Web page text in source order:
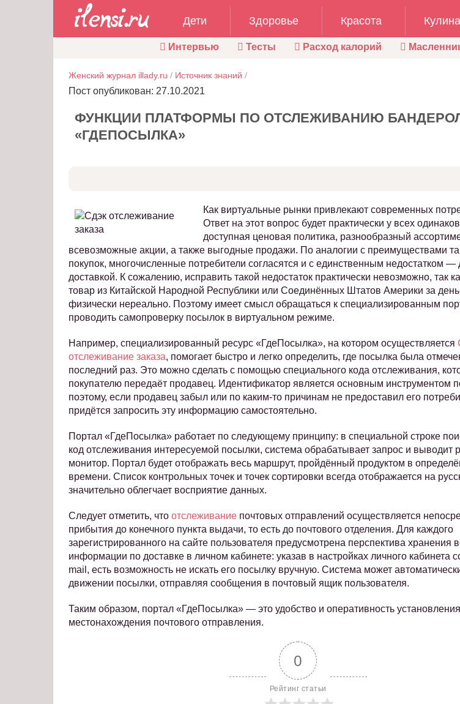
Дети Здоровье Красота
Интервью Тесты Расход калорий
Женский журнал illady.ru / Источник знаний /
Пост опубликован: 27.10.2021
ФУНКЦИИ ПЛАТФОРМЫ ПО ОТСЛЕЖИВАНИЮ
«ГДЕПОСЫЛКА»
Как виртуальные рынки привлекают современных
Ответ на этот вопрос будет практически у всех
доступная ценовая политика, разнообразный
всевозможные акции, а также выгодные продажи. По аналогии с преимуществами
покупок, многочисленные потребители согласятся и с единственным недостатком —
доставкой. К сожалению, исправить такой недостаток практически невозможно, так
товар из Китайской Народной Республики или Соединённых Штатов Америки за
физически нереально. Поэтому имеет смысл обращаться к специализированным
проводить самопроверку посылок в виртуальном режиме.
Например, специализированный ресурс «ГдеПосылка», на котором осуществляется
отслеживание заказа, помогает быстро и легко определить, где посылка была
последний раз. Это можно сделать с помощью специального кода отслеживания,
покупателю передаёт продавец. Идентификатор является основным инструментом
поэтому, если продавец забыл или по каким-то причинам не предоставил его
придётся запросить эту информацию самостоятельно.
Портал «ГдеПосылка» работает по следующему принципу: в специальной строке
код отслеживания интересуемой посылки, система обрабатывает запрос и выводит
монитор. Портал будет отображать весь маршрут, пройдённый продуктом в
времени. Список контрольных точек и точек сортировки всегда отображается на
значительно облегчает восприятие данных.
Следует отметить, что отслеживание почтовых отправлений осуществляется
прибытия до конечного пункта выдачи, то есть до почтового отделения. Для каждого
зарегистрированного на сайте пользователя предусмотрена перспектива хранения
информации по доставке в личном кабинете: указав в настройках личного кабинета
mail, есть возможность не искать его посылку вручную. Система может
движении посылки, отправляя сообщения в почтовый ящик пользователя.
Таким образом, портал «ГдеПосылка» — это удобство и оперативность
местонахождения почтового отправления.
0
Рейтинг статьи